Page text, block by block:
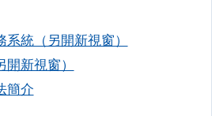
統（另開新視窗）
新視窗）
簡介